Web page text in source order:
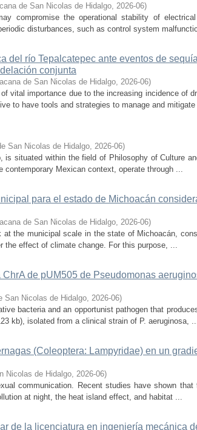
de San Nicolas de Hidalgo, 2026-06)
compromise the operational stability of
disturbances, such as control system
del río Tepalcatepec ante eventos de sequía
conjunta
de San Nicolas de Hidalgo, 2026-06)
vital importance due to the increasing incidence of
to have tools and strategies to manage and mitigate
San Nicolas de Hidalgo, 2026-06)
situated within the field of Philosophy of Culture
Mexican context, operate through ...
para el estado de Michoacán
de San Nicolas de Hidalgo, 2026-06)
the municipal scale in the state of Michoacán,
the effect of climate change. For this purpose, ...
de pUM505 de Pseudomonas
San Nicolas de Hidalgo, 2026-06)
bacteria and an opportunist pathogen that
kb), isolated from a clinical strain of P. aeruginosa,
(Coleoptera: Lampyridae) en un
Nicolas de Hidalgo, 2026-06)
communication. Recent studies have shown that
at night, the heat island effect, and habitat ...
de la licenciatura en ingeniería mecánica